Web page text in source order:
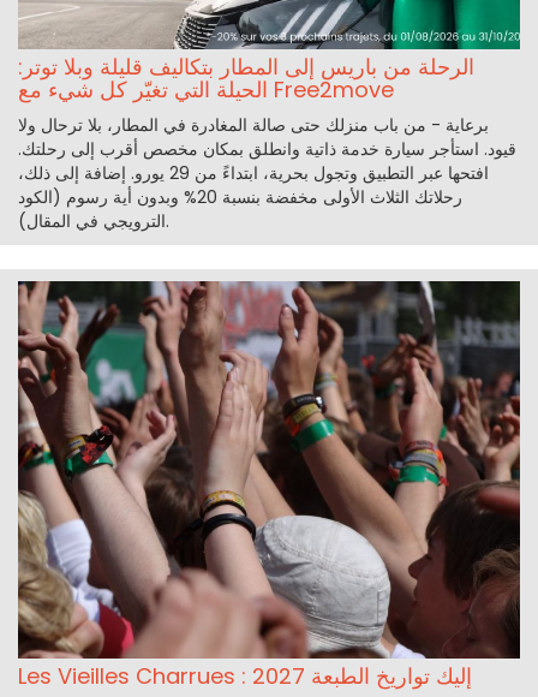
الرحلة من باريس إلى المطار بتكاليف قليلة وبلا توتر:
الحيلة التي تغيّر كل شيء مع Free2move
برعاية - من باب منزلك حتى صالة المغادرة في المطار، بلا ترحال ولا
قيود. استأجر سيارة خدمة ذاتية وانطلق بمكان مخصص أقرب إلى رحلتك.
افتحها عبر التطبيق وتجول بحرية، ابتداءً من 29 يورو. إضافة إلى ذلك،
رحلاتك الثلاث الأولى مخفضة بنسبة 20% وبدون أية رسوم (الكود
الترويجي في المقال).
Les Vieilles Charrues : إليك تواريخ الطبعة 2027